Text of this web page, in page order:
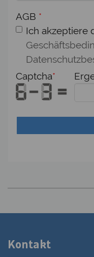
AGB *
Ich akzeptiere
Captcha*
Kontakt